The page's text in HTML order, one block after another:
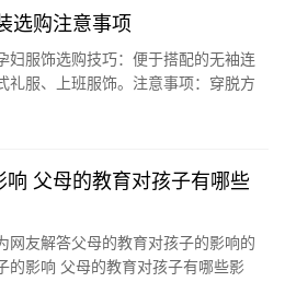
选购注意事项
妇服饰选购技巧：便于搭配的无袖连
礼服、上班服饰。注意事项：穿脱方
父母的教育对孩子有哪些
网友解答父母的教育对孩子的影响的
的影响 父母的教育对孩子有哪些影